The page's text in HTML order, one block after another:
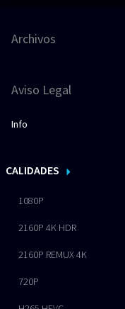
Archivos
Aviso Legal
Info
CALIDADES
1080P
2160P 4K HDR
2160P REMUX 4K
720P